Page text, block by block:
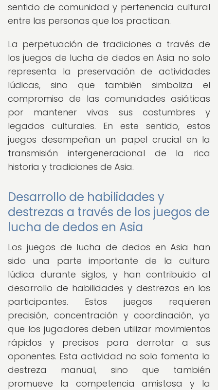
sentido de comunidad y pertenencia cultural
entre las personas que los practican.
La perpetuación de tradiciones a través de
los juegos de lucha de dedos en Asia no solo
representa la preservación de actividades
lúdicas, sino que también simboliza el
compromiso de las comunidades asiáticas
por mantener vivas sus costumbres y
legados culturales. En este sentido, estos
juegos desempeñan un papel crucial en la
transmisión intergeneracional de la rica
historia y tradiciones de Asia.
Desarrollo de habilidades y
destrezas a través de los juegos de
lucha de dedos en Asia
Los juegos de lucha de dedos en Asia han
sido una parte importante de la cultura
lúdica durante siglos, y han contribuido al
desarrollo de habilidades y destrezas en los
participantes. Estos juegos requieren
precisión, concentración y coordinación, ya
que los jugadores deben utilizar movimientos
rápidos y precisos para derrotar a sus
oponentes. Esta actividad no solo fomenta la
destreza manual, sino que también
promueve la competencia amistosa y la